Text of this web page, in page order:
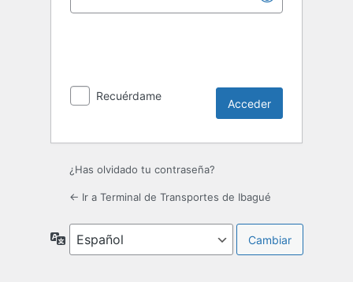
Recuérdame
¿Has olvidado tu contraseña?
← Ir a Terminal de Transportes de Ibagué
Idioma